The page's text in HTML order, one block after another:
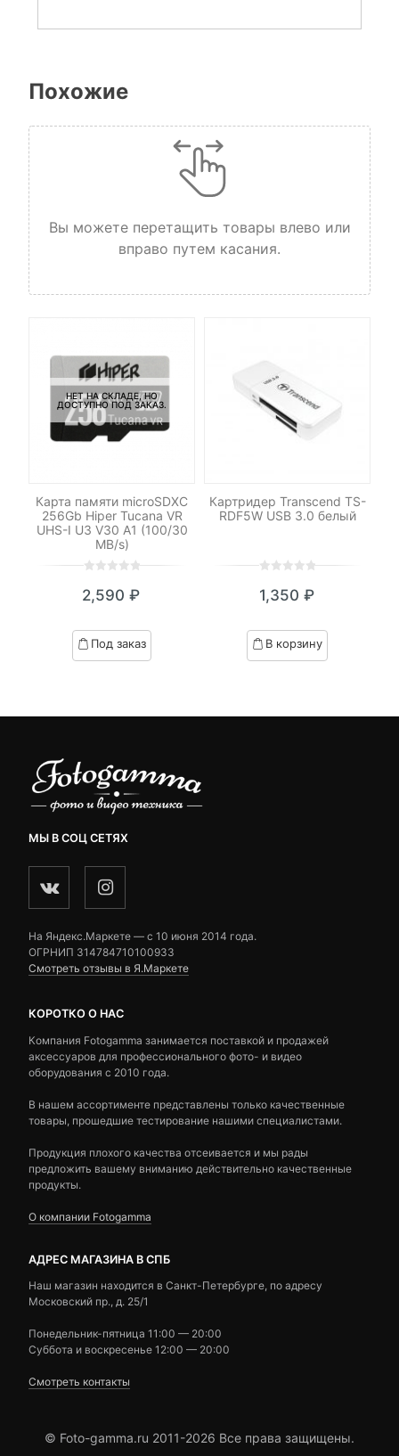
Похожие
Вы можете перетащить товары влево или
вправо путем касания.
НЕТ НА СКЛАДЕ, НО
ДОСТУПНО ПОД ЗАКАЗ.
Карта памяти microSDXC
256Gb Hiper Tucana VR
UHS-I U3 V30 A1 (100/30
MB/s)
out
based
on
2,590 ₽
Под заказ
Картридер Transcend TS-
RDF5W USB 3.0 белый
out
based
on
1,350 ₽
В корзину
МЫ В СОЦ СЕТЯХ
На Яндекс.Маркете — c 10 июня 2014 года.
ОГРНИП 314784710100933
Смотреть отзывы в Я.Маркете
КОРОТКО О НАС
Компания Fotogamma занимается поставкой и продажей
аксессуаров для профессионального фото- и видео
оборудования с 2010 года.
В нашем ассортименте представлены только качественные
товары, прошедшие тестирование нашими специалистами.
Продукция плохого качества отсеивается и мы рады
предложить вашему вниманию действительно качественные
продукты.
О компании Fotogamma
АДРЕС МАГАЗИНА В СПБ
Наш магазин находится в Санкт-Петербурге, по адресу
Московский пр., д. 25/1
Понедельник-пятница 11:00 — 20:00
Суббота и воскресенье 12:00 — 20:00
Смотреть контакты
© Foto-gamma.ru 2011-2026 Все права защищены.